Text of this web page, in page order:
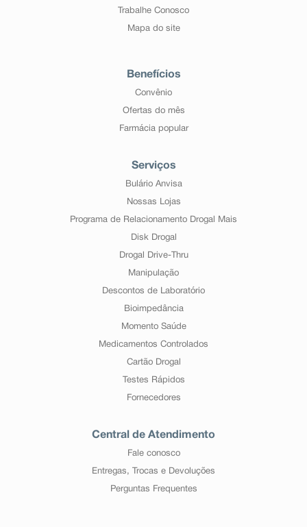
Trabalhe Conosco
Mapa do site
Benefícios
Convênio
Ofertas do mês
Farmácia popular
Serviços
Bulário Anvisa
Nossas Lojas
Programa de Relacionamento Drogal Mais
Disk Drogal
Drogal Drive-Thru
Manipulação
Descontos de Laboratório
Bioimpedância
Momento Saúde
Medicamentos Controlados
Cartão Drogal
Testes Rápidos
Fornecedores
Central de Atendimento
Fale conosco
Entregas, Trocas e Devoluções
Perguntas Frequentes